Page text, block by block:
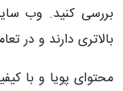
بررسی کنید. وب
بالاتری دارند و در
محتوای پویا و با